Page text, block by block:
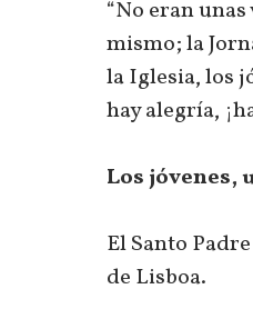
“No eran
mismo; la
la Iglesia, los
hay alegría,
Los jóvenes,
El Santo
de Lisboa.